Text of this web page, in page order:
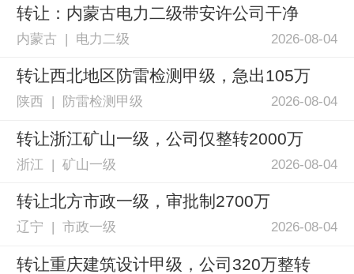
转让：内蒙古电力二级带安许公司干净
内蒙古 | 电力二级 2026-08-04
转让西北地区防雷检测甲级，急出105万
陕西 | 防雷检测甲级 2026-08-04
转让浙江矿山一级，公司仅整转2000万
浙江 | 矿山一级 2026-08-04
转让北方市政一级，审批制2700万
辽宁 | 市政一级 2026-08-04
转让重庆建筑设计甲级，公司320万整转